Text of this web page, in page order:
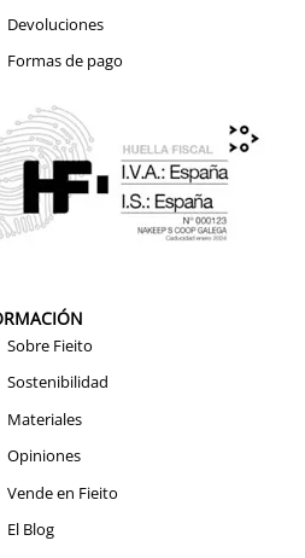
Devoluciones
Formas de pago
Sobre Fieito
Sostenibilidad
Materiales
Opiniones
Vende en Fieito
El Blog